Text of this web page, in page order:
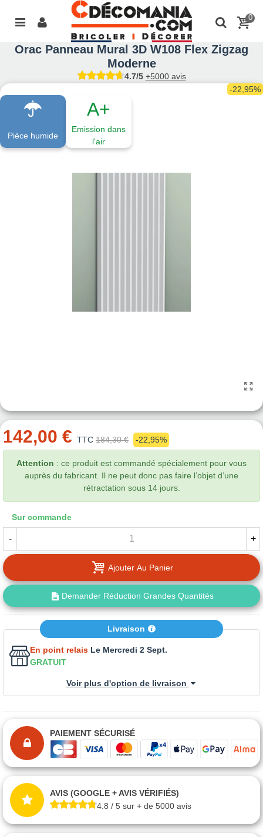
0
Orac Panneau Mural 3D W108 Flex Zigzag
Moderne
4.7/5 +5000 avis
Pièce humide
A+
Emission dans
l'air
-22,95%
142,00 € TTC 184,30 € -22,95%
Attention : ce produit est commandé spécialement pour vous
auprès du fabricant. Il ne peut donc pas faire l’objet d’une
rétractation sous 14 jours.
Sur commande
- +
Ajouter Au Panier
Demander Réduction Grandes Quantités
Livraison
En point relais Le Mercredi 2 Sept.
GRATUIT
Voir plus d'option de livraison
PAIEMENT SÉCURISÉ
AVIS (GOOGLE + AVIS VÉRIFIÉS)
4.8 / 5 sur + de 5000 avis